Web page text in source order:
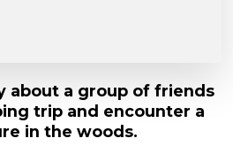
about a group of friends
trip and encounter a
in the woods.